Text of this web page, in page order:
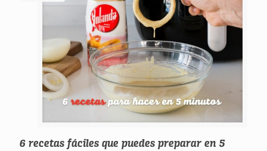
6 recetas fáciles que puedes preparar en 5